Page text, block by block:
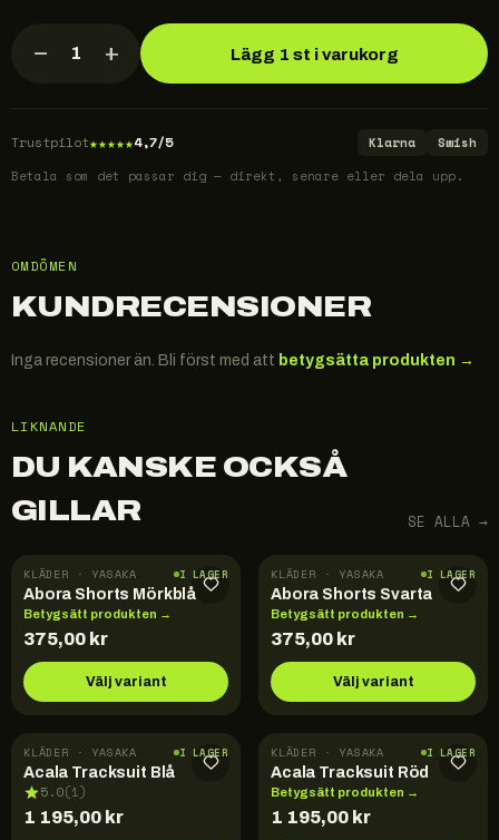
− 1 + Lägg 1 st i varukorg
Trustpilot★★★★★4,7/5 Klarna
Swish
Betala som det passar dig — direkt, senare eller dela upp.
OMDÖMEN
KUNDRECENSIONER
Inga recensioner än. Bli först med att betygsätta produkten →
LIKNANDE
DU KANSKE OCKSÅ
GILLAR
SE ALLA →
KLÄDER · YASAKA I LAGER
Abora Shorts Mörkblå
Betygsätt produkten →
375,00 kr
Välj variant
KLÄDER · YASAKA I LAGER
Abora Shorts Svarta
Betygsätt produkten →
375,00 kr
Välj variant
KLÄDER · YASAKA I LAGER
Acala Tracksuit Blå
5.0(1)
1 195,00 kr
KLÄDER · YASAKA I LAGER
Acala Tracksuit Röd
Betygsätt produkten →
1 195,00 kr